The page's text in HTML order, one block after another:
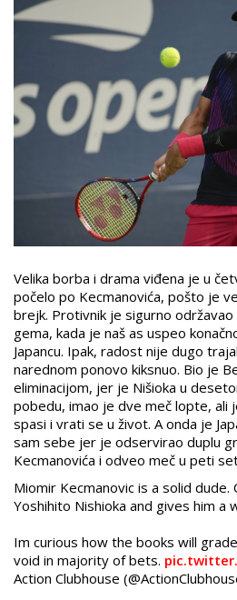
Velika borba i drama viđena je u
počelo po Kecmanovića, pošto je
brejk. Protivnik je sigurno
gema, kada je naš as uspeo
Japancu. Ipak, radost nije dugo
narednom ponovo kiksnuo. Bio je
eliminacijom, jer je Nišioka u
pobedu, imao je dve meč lopte, ali
spasi i vrati se u život. A onda je
sam sebe jer je odservirao duplu
Kecmanovića i odveo meč u peti
Miomir Kecmanovic is a solid dude.
Yoshihito Nishioka and gives him a
Im curious how the books will
void in majority of bets.
Action Clubhouse